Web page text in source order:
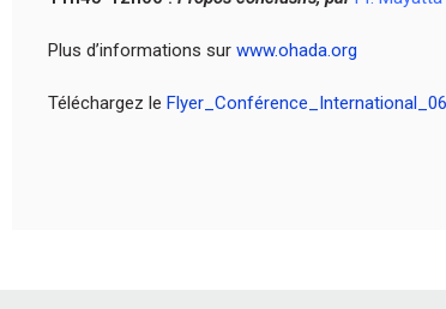
Plus d’informations sur www.ohada.org
Téléchargez le